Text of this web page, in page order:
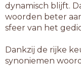
dynamisch blijft.
woorden beter
sfeer van het
Dankzij de rijke
synoniemen